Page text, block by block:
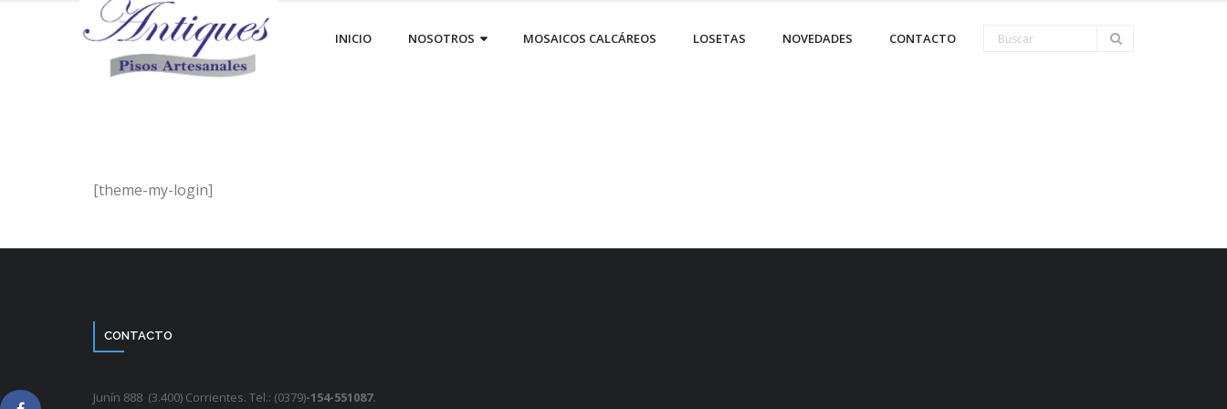
INICIO NOSOTROS MOSAICOS CALCÁREOS LOSETAS NOVEDADES CONTACTO
[theme-my-login]
CONTACTO
Junín 888 (3.400) Corrientes. Tel.: (0379)-154-551087.